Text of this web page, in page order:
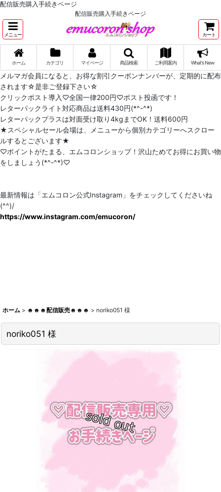
配信販売購入手続きページ
配信販売購入手続きページ
メニュー カート
ホーム カテゴリ マイページ 商品検索 ご利用案内 What's New
メルマガ会員になると、お得な割引クーポンナンバーが、定期的に配布
されます☆是非ご登録下さい☆
クリックポスト導入♡全国一律200円♡ポスト投函です！
レターパックライト対応商品は送料430円(*^-^*)
レターパックプラスは対面受け取り4kgまでOK！送料600円
★スペシャルセール会場は、メニューから個別カテゴリーへスクロー
ルするとございます★
♡ポイントがたまる、エムコロンショップ！沢山ためてお得にお買い物
をしましょう(*^-^*)♡
最新情報は「エムコロン公式Instagram」をチェックしてくださいね
(^^)/
https://www.instagram.com/emucoron/
ホーム > ☻☻☻配信販売☻☻☻ > noriko051 様
noriko051 様